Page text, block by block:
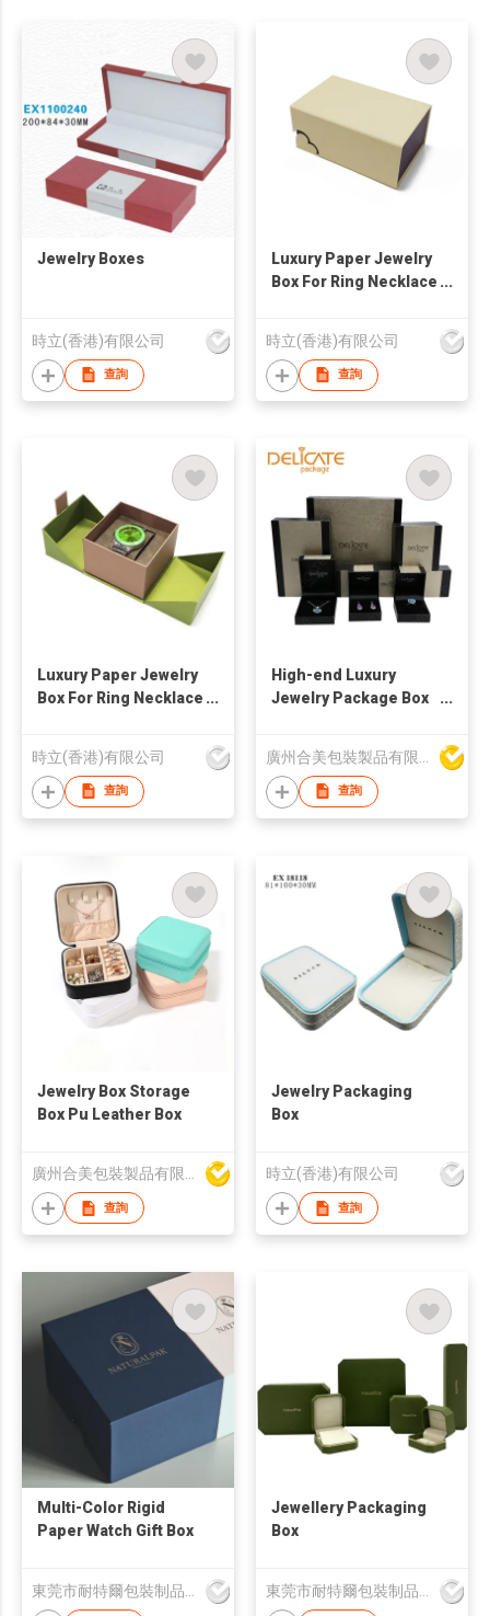
Jewelry Boxes
時立(香港)有限公司
查詢
Luxury Paper Jewelry
Box For Ring Necklace
Chain Jewellery Gift
Display
時立(香港)有限公司
查詢
Luxury Paper Jewelry
Box For Ring Necklace
Chain Jewellery Gift
Display
時立(香港)有限公司
查詢
High-end Luxury
Jewelry Package Box
查詢
Jewelry Box Storage
Box Pu Leather Box
廣州合美包裝製品有限公司
查詢
Jewelry Packaging
Box
時立(香港)有限公司
查詢
Multi-Color Rigid
Paper Watch Gift Box
Jewellery Packaging
Box